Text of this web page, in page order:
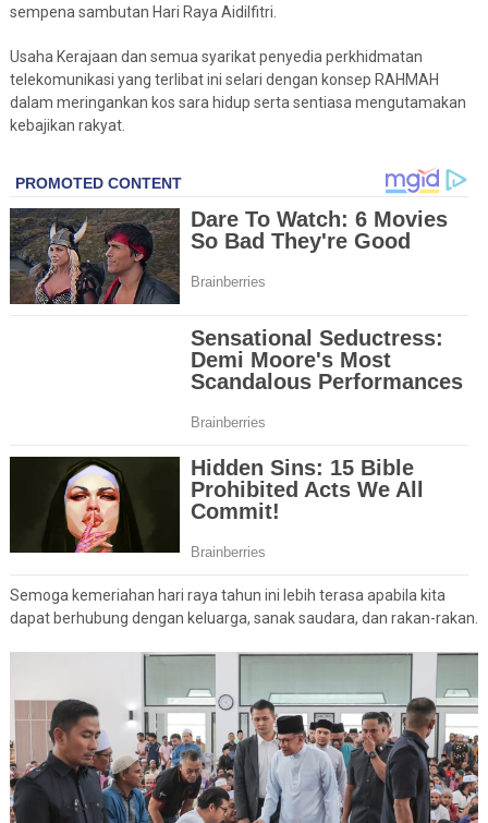
sempena sambutan Hari Raya Aidilfitri.
Usaha Kerajaan dan semua syarikat penyedia perkhidmatan
telekomunikasi yang terlibat ini selari dengan konsep RAHMAH
dalam meringankan kos sara hidup serta sentiasa mengutamakan
kebajikan rakyat.
Semoga kemeriahan hari raya tahun ini lebih terasa apabila kita
dapat berhubung dengan keluarga, sanak saudara, dan rakan-rakan.